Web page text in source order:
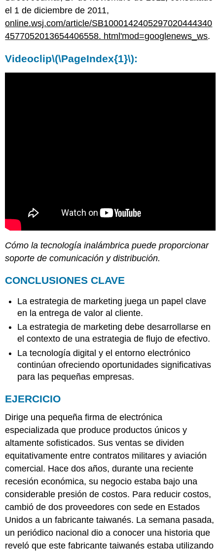
el 1 de diciembre de 2011,
online.wsj.com/article/SB1000142405297020444340
4577052013654406558. html'mod=googlenews_ws.
Videoclip\(\PageIndex{1}\):
Cómo la tecnología inalámbrica puede proporcionar
soporte de comunicación y distribución.
CONCLUSIONES CLAVE
La estrategia de marketing juega un papel clave
en la entrega de valor al cliente.
La estrategia de marketing debe desarrollarse en
el contexto de una estrategia de flujo de efectivo.
La tecnología digital y el entorno electrónico
continúan ofreciendo oportunidades significativas
para las pequeñas empresas.
EJERCICIO
Dirige una pequeña firma de electrónica
especializada que produce productos únicos y
altamente sofisticados. Sus ventas se dividen
equitativamente entre contratos militares y aviación
comercial. Hace dos años, durante una reciente
recesión económica, su negocio estaba bajo una
considerable presión de costos. Para reducir costos,
cambió de dos proveedores con sede en Estados
Unidos a un fabricante taiwanés. La semana pasada,
un periódico nacional dio a conocer una historia que
reveló que este fabricante taiwanés estaba utilizando